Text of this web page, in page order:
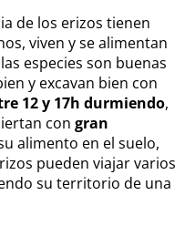
de los erizos tienen
viven y se alimentan
especies son buenas
y excavan bien con
12 y 17h durmiendo,
con gran
alimento en el suelo,
pueden viajar varios
su territorio de una